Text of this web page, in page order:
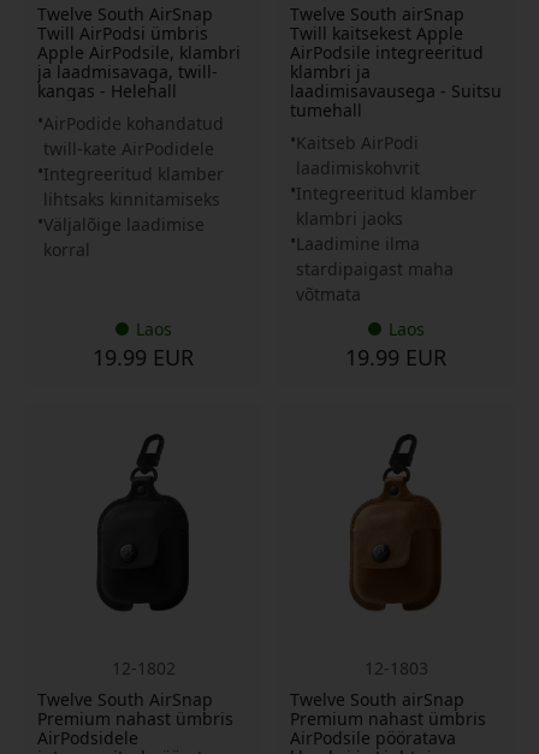
Twelve South AirSnap
Twill AirPodsi ümbris
Apple AirPodsile, klambri
ja laadmisavaga, twill-
kangas - Helehall
AirPodide kohandatud
twill-kate AirPodidele
Integreeritud klamber
lihtsaks kinnitamiseks
Väljalõige laadimise
korral
Laos
19.99 EUR
Twelve South airSnap
Twill kaitsekest Apple
AirPodsile integreeritud
klambri ja
laadimisavausega - Suitsu
tumehall
Kaitseb AirPodi
laadimiskohvrit
Integreeritud klamber
klambri jaoks
Laadimine ilma
stardipaigast maha
võtmata
Laos
19.99 EUR
12-1802
Twelve South AirSnap
Premium nahast ümbris
AirPodsidele
12-1803
Twelve South airSnap
Premium nahast ümbris
AirPodsile pööratava